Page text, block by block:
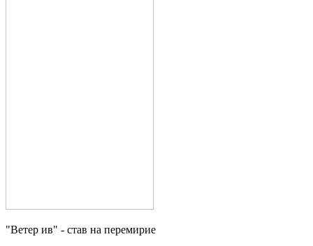
"Ветер ив" - став на перемирие